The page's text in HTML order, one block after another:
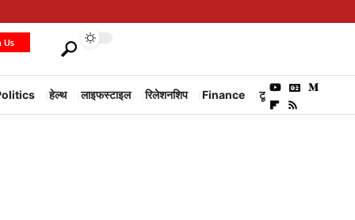
Us
हेल्थ लाइफस्टाइल रिलेशनशिप Finance टूरिज्म